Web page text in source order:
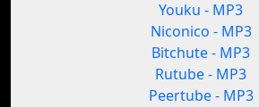
Youku - MP3
Niconico - MP3
Bitchute - MP3
Rutube - MP3
Peertube - MP3